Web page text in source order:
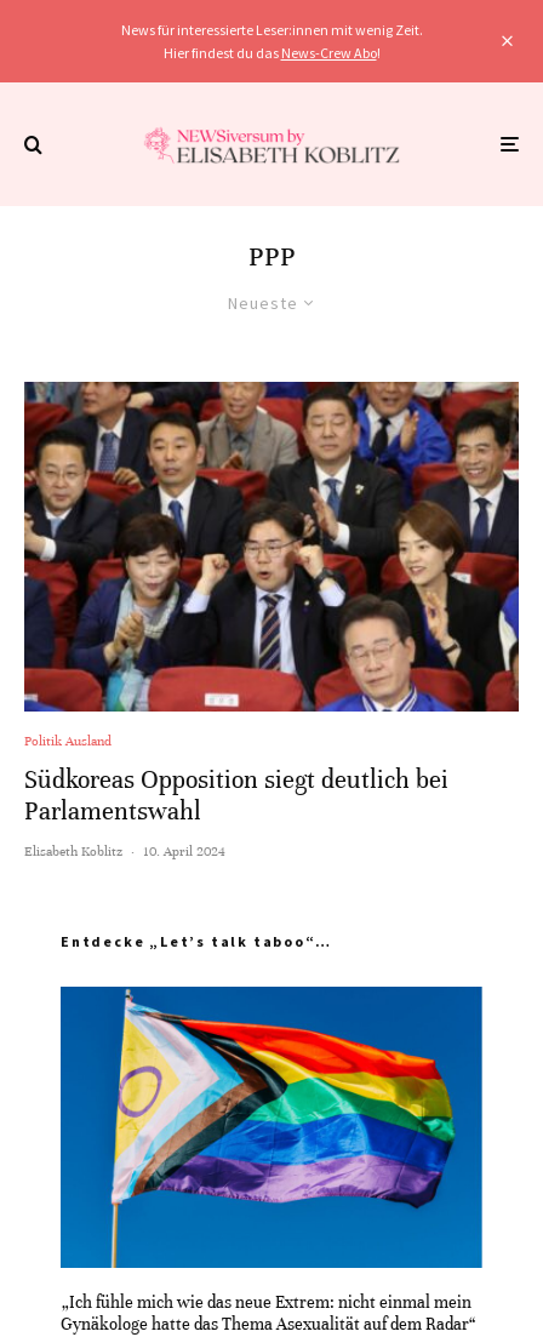
News für interessierte Leser:innen mit wenig Zeit.
Hier findest du das News-Crew Abo!
PPP
Neueste
Politik Ausland
Südkoreas Opposition siegt deutlich bei
Parlamentswahl
Elisabeth Koblitz · 10. April 2024
Entdecke „Let’s talk taboo“…
„Ich fühle mich wie das neue Extrem: nicht einmal mein
Gynäkologe hatte das Thema Asexualität auf dem Radar“